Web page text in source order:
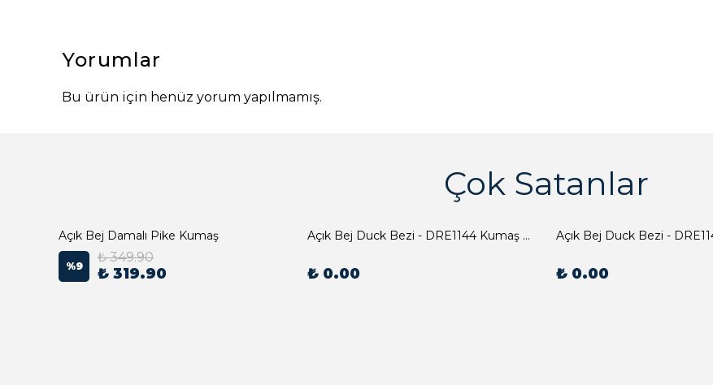
Yorumlar
Bu ürün için henüz yorum yapılmamış.
Çok Satanlar
Açık Bej Damalı Pike Kumaş
%9
₺ 349.90
₺ 319.90
Açık Bej Duck Bezi - DRE1144 Kumaş Peçete
₺ 0.00
Açık Bej Duck Bezi -
₺ 0.00